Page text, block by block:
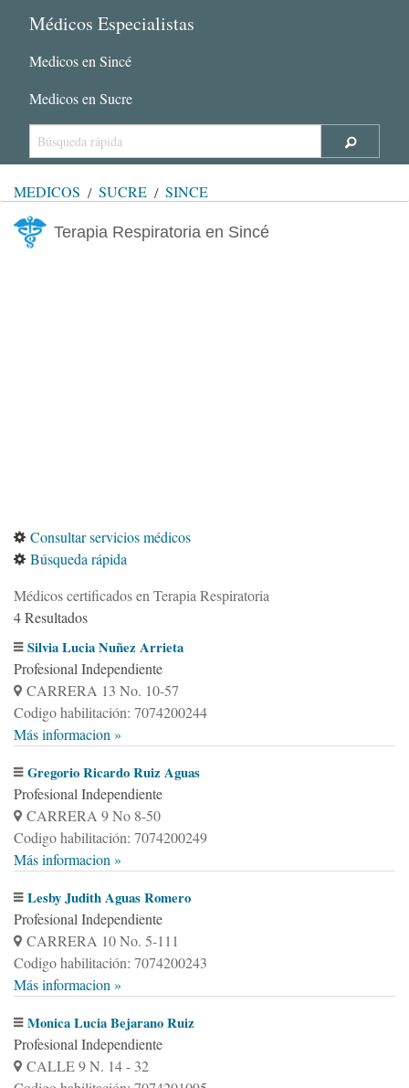
Médicos Especialistas
Medicos en Sincé
Medicos en Sucre
MÉDICOS SUCRE SINCÉ
Terapia Respiratoria en Sincé
Consultar servicios médicos
Búsqueda rápida
Médicos certificados en Terapia Respiratoria
4 Resultados
Silvia Lucia Nuñez Arrieta
Profesional Independiente
CARRERA 13 No. 10-57
Codigo habilitación: 7074200244
Más informacion »
Gregorio Ricardo Ruiz Aguas
Profesional Independiente
CARRERA 9 No 8-50
Codigo habilitación: 7074200249
Más informacion »
Lesby Judith Aguas Romero
Profesional Independiente
CARRERA 10 No. 5-111
Codigo habilitación: 7074200243
Más informacion »
Monica Lucia Bejarano Ruiz
Profesional Independiente
CALLE 9 N. 14 - 32